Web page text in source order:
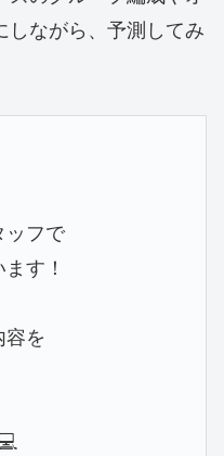
しながら、予測してみ
ッフで
す！
を